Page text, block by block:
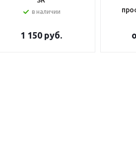
в наличии
1 150руб.